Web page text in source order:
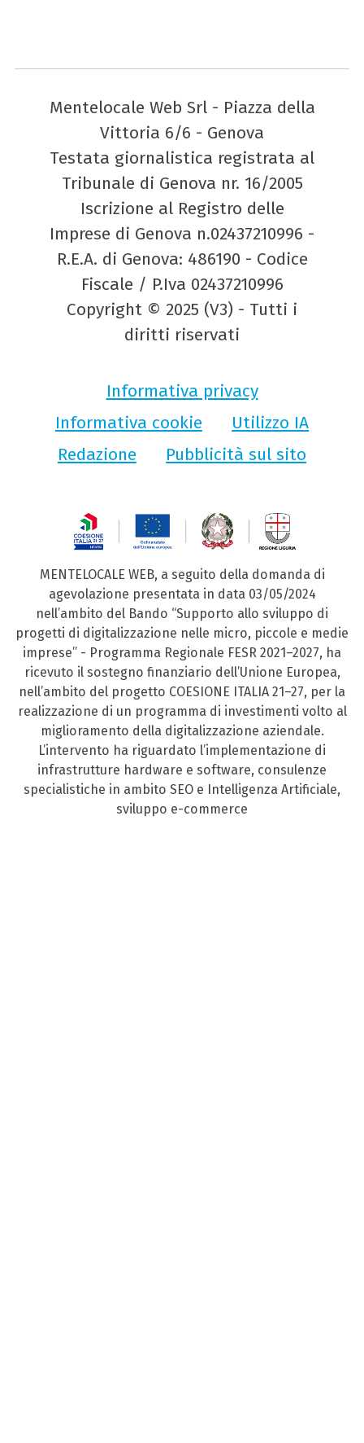
Mentelocale Web Srl - Piazza della
Vittoria 6/6 - Genova
Testata giornalistica registrata al
Tribunale di Genova nr. 16/2005
Iscrizione al Registro delle
Imprese di Genova n.02437210996 -
R.E.A. di Genova: 486190 - Codice
Fiscale / P.Iva 02437210996
Copyright © 2025 (V3) - Tutti i
diritti riservati
Informativa privacy
Informativa cookie
Utilizzo IA
Redazione
Pubblicità sul sito
MENTELOCALE WEB, a seguito della domanda di
agevolazione presentata in data 03/05/2024
nell’ambito del Bando “Supporto allo sviluppo di
progetti di digitalizzazione nelle micro, piccole e medie
imprese” - Programma Regionale FESR 2021–2027, ha
ricevuto il sostegno finanziario dell’Unione Europea,
nell’ambito del progetto COESIONE ITALIA 21–27, per la
realizzazione di un programma di investimenti volto al
miglioramento della digitalizzazione aziendale.
L’intervento ha riguardato l’implementazione di
infrastrutture hardware e software, consulenze
specialistiche in ambito SEO e Intelligenza Artificiale,
sviluppo e-commerce